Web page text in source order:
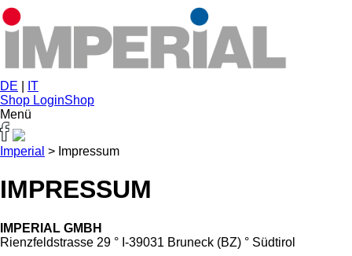
DE
IT
Shop LoginShop
Menü
Imperial > Impressum
IMPRESSUM
IMPERIAL GMBH
Rienzfeldstrasse 29 ° I-39031 Bruneck (BZ) ° Südtirol